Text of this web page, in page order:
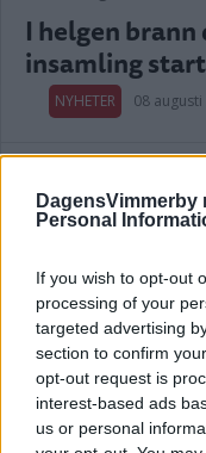
DagensVimmerby
Personal
If you wish to opt-out
processing of your
targeted advertising
section to confirm
opt-out request is
interest-based ads
us or personal
I helgen brann
insamling
NYHETER 08
framför tack
NYHETER 07 augusti
Annons: